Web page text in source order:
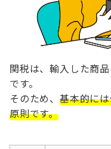
関税は、輸入した商
です。
そのため、 基本的には
原則です。